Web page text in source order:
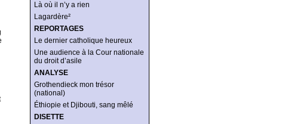
Là où il n’y a rien
Lagardère²
REPORTAGES
Le dernier catholique heureux
Une audience à la Cour nationale
du droit d’asile
ANALYSE
Grothendieck mon trésor
(national)
Éthiopie et Djibouti, sang mêlé
DISETTE